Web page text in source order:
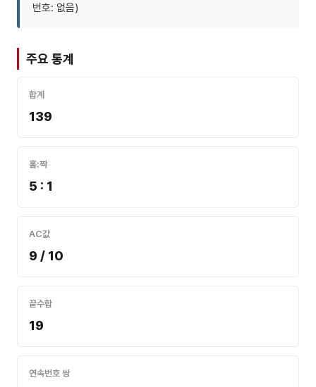
번호: 없음)
주요 통계
합계
139
홀:짝
5 : 1
AC값
9 / 10
끝수합
19
연속번호 쌍